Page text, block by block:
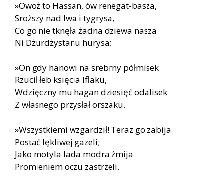
»Owoż to Hassan, ów renegat-basza,
Sroższy nad lwa i tygrysa,
Co go nie tknęła żadna dziewa nasza
Ni Dżurdżystanu hurysa;
»On gdy hanowi na srebrny półmisek
Rzucił łeb księcia Iflaku,
Wdzięczny mu hagan dziesięć odalisek
Z własnego przysłał orszaku.
»Wszystkiemi wzgardził! Teraz go zabija
Postać lękliwej gazeli;
Jako motyla lada modra żmija
Promieniem oczu zastrzeli.